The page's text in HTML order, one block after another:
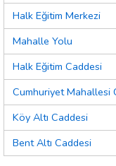
Halk Eğitim Merkezi
Mahalle Yolu
Halk Eğitim Caddesi
Cumhuriyet Mahallesi
Köy Altı Caddesi
Bent Altı Caddesi